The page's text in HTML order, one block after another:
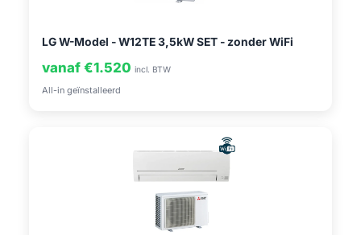
LG W-Model - W12TE 3,5kW SET - zonder WiFi
vanaf €1.520 incl. BTW
All-in geïnstalleerd